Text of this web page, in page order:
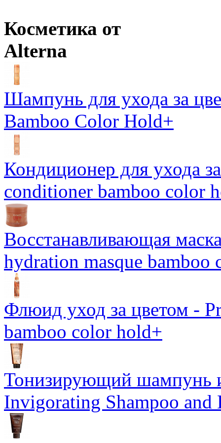
Косметика от
Alterna
Шампунь для ухода за
Bamboo Color Hold+
Кондиционер для ухода
conditioner bamboo color
Восстанавливающая
hydration masque bamboo
Флюид уход за цветом -
bamboo color hold+
Тонизирующий шампунь
Invigorating Shampoo and